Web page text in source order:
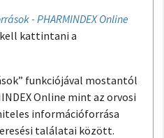
- PHARMINDEX Online
kattintani a
funkciójával mostantól
Online mint az orvosi
információforrása
találatai között.